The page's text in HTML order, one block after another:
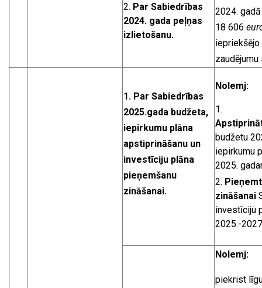
Par Sabiedrības
2024. gada peļņas
izlietošanu.
2024.
18 606
zaudējumu
1. Par Sabiedrības
2025.gada budžeta,
iepirkumu plāna
apstiprināšanu un
investīciju plāna
pieņemšanu
zināšanai.
Nolemj:
budžetu
iepirkumu
2025.
Pieņemt
zināšanai
investīciju
2025.-
Nolemj:
piekrist